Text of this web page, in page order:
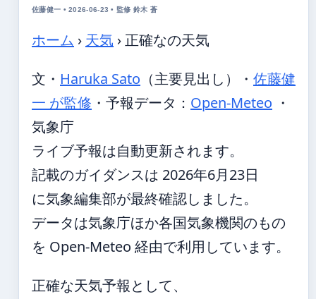
佐藤健一 • 2026-06-23 • 監修 鈴木 蒼
ホーム › 天気 › 正確なの天気
文・ Haruka Sato （主要見出し） ・ 佐藤健
一 が監修 ・ 予報データ： Open-Meteo ・
気象庁
ライブ予報は自動更新されます。
記載のガイダンスは 2026年6月23日
に気象編集部が最終確認しました。
データは気象庁ほか各国気象機関のもの
を Open-Meteo 経由で利用しています。
正確な天気予報として、